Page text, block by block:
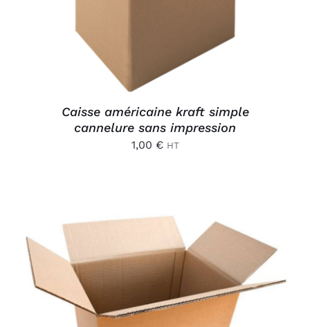
Caisse américaine kraft simple
cannelure sans impression
1,00 € HT
AJOUTER AU PANIER
/
DÉTAILS